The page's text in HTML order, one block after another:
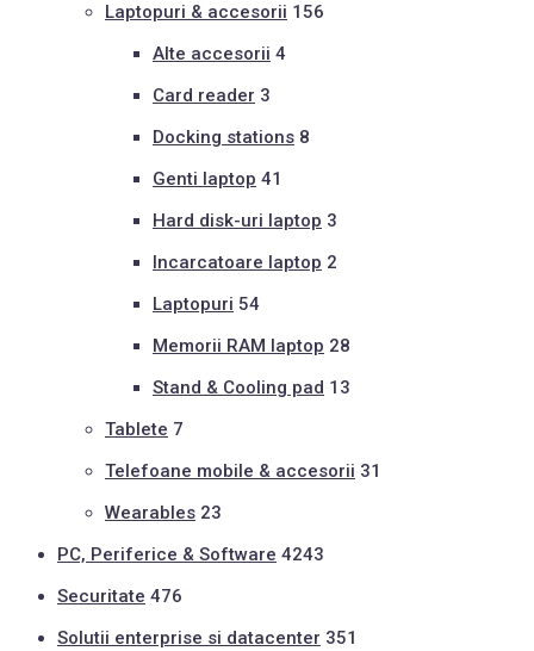
Laptopuri & accesorii 156
Alte accesorii 4
Card reader 3
Docking stations 8
Genti laptop 41
Hard disk-uri laptop 3
Incarcatoare laptop 2
Laptopuri 54
Memorii RAM laptop 28
Stand & Cooling pad 13
Tablete 7
Telefoane mobile & accesorii 31
Wearables 23
PC, Periferice & Software 4243
Securitate 476
Solutii enterprise si datacenter 351